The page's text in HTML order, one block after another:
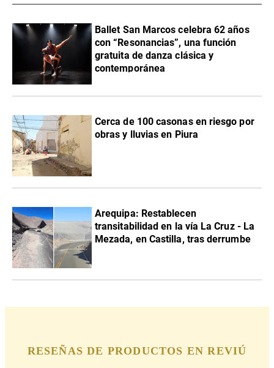
Ballet San Marcos celebra 62 años
con “Resonancias”, una función
gratuita de danza clásica y
contemporánea
Cerca de 100 casonas en riesgo por
obras y lluvias en Piura
Arequipa: Restablecen
transitabilidad en la vía La Cruz - La
Mezada, en Castilla, tras derrumbe